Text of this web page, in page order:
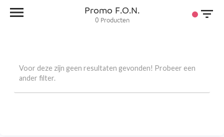
Promo F.O.N.
0 Producten
Voor deze zijn geen resultaten gevonden! Probeer een
ander filter.